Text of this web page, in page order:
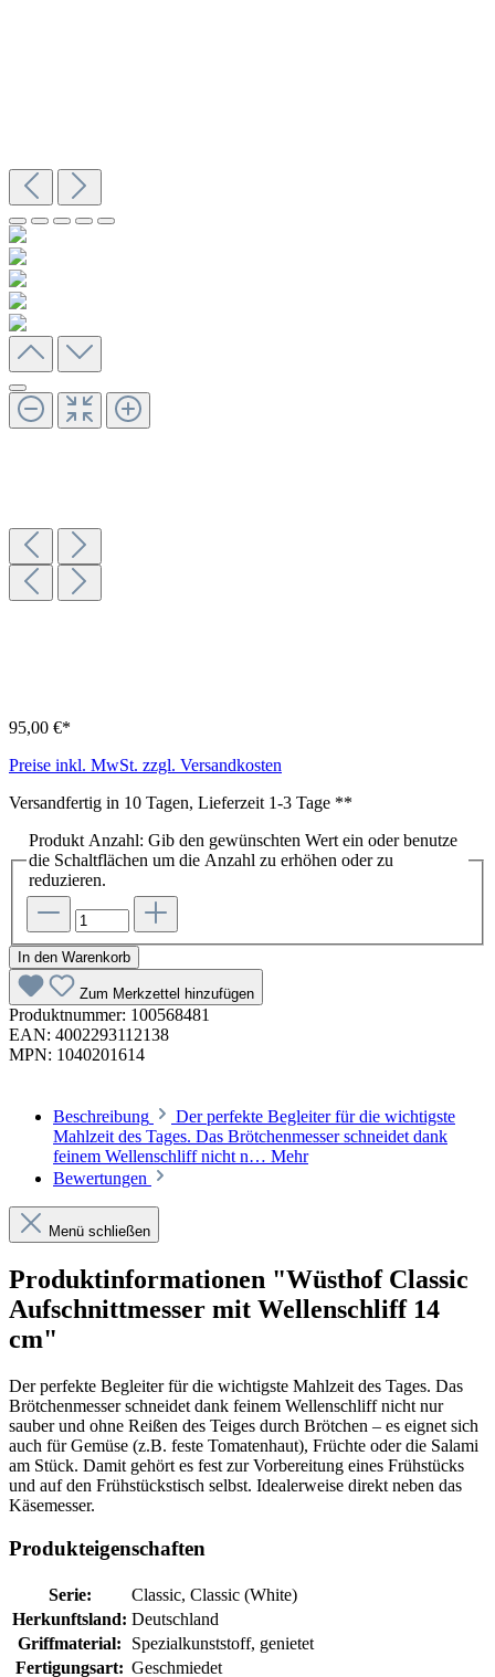
95,00 €*
Preise inkl. MwSt. zzgl. Versandkosten
Versandfertig in 10 Tagen, Lieferzeit 1-3 Tage **
Produkt Anzahl: Gib den gewünschten Wert ein oder benutze
die Schaltflächen um die Anzahl zu erhöhen oder zu
reduzieren.
In den Warenkorb
Zum Merkzettel hinzufügen
Produktnummer: 100568481
EAN: 4002293112138
MPN: 1040201614
Beschreibung
Der perfekte Begleiter für die wichtigste
Mahlzeit des Tages. Das Brötchenmesser schneidet dank
feinem Wellenschliff nicht n… Mehr
Bewertungen
Menü schließen
Produktinformationen "Wüsthof Classic
Aufschnittmesser mit Wellenschliff 14
cm"
Der perfekte Begleiter für die wichtigste Mahlzeit des Tages. Das
Brötchenmesser schneidet dank feinem Wellenschliff nicht nur
sauber und ohne Reißen des Teiges durch Brötchen – es eignet sich
auch für Gemüse (z.B. feste Tomatenhaut), Früchte oder die Salami
am Stück. Damit gehört es fest zur Vorbereitung eines Frühstücks
und auf den Frühstückstisch selbst. Idealerweise direkt neben das
Käsemesser.
Produkteigenschaften
Serie:
Classic, Classic (White)
Herkunftsland: Deutschland
Griffmaterial:
Spezialkunststoff, genietet
Fertigungsart: Geschmiedet